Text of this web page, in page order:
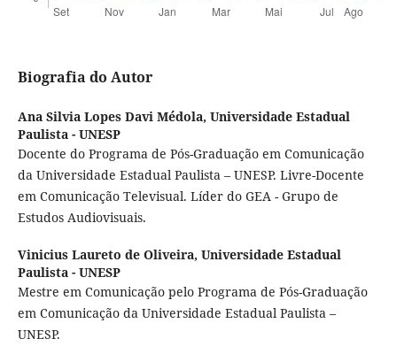
Biografia do Autor
Ana Silvia Lopes Davi Médola, Universidade Estadual
Paulista - UNESP
Docente do Programa de Pós-Graduação em Comunicação
da Universidade Estadual Paulista – UNESP. Livre-Docente
em Comunicação Televisual. Líder do GEA - Grupo de
Estudos Audiovisuais.
Vinicius Laureto de Oliveira, Universidade Estadual
Paulista - UNESP
Mestre em Comunicação pelo Programa de Pós-Graduação
em Comunicação da Universidade Estadual Paulista –
UNESP.